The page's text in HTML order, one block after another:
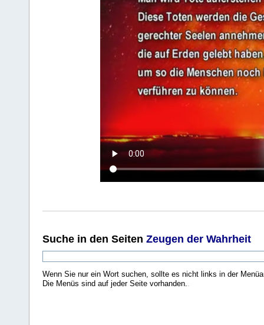
Suche in den Seiten Zeugen der Wahrheit
Wenn Sie nur ein Wort suchen, sollte es nicht links in der
Die Menüs sind auf jeder Seite vorhanden..